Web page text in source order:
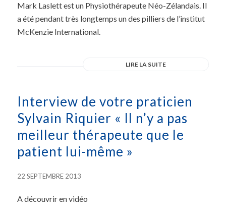
Mark Laslett est un Physiothérapeute Néo-Zélandais. Il
a été pendant très longtemps un des pilliers de l’institut
McKenzie International.
LIRE LA SUITE
Interview de votre praticien
Sylvain Riquier « Il n’y a pas
meilleur thérapeute que le
patient lui-même »
22 SEPTEMBRE 2013
A découvrir en vidéo